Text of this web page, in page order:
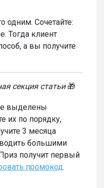
одним. Сочетайте:
Тогда клиент
а вы получите
секция статьи 🎁
выделены
их по порядку,
3 месяца
большими
получит первый
промокод.